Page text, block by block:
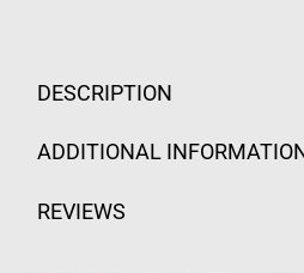
DESCRIPTION
ADDITIONAL INFORMATION
REVIEWS